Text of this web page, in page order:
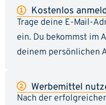
Kostenlos
Trage deine E-Mail-
ein. Du bekommst im
deinem persönlichen
Werbemittel
Nach der